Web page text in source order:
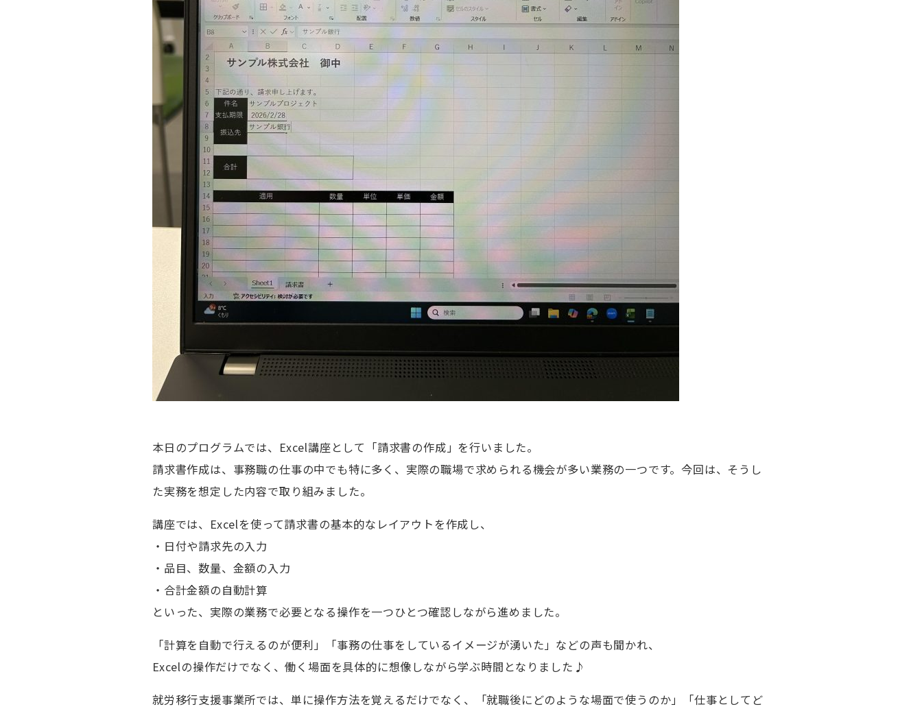
本日のプログラムでは、Excel講座として「請求書の作成」を行いました。
請求書作成は、事務職の仕事の中でも特に多く、実際の職場で求められる機会が多い業務の一つです。今回は、そうし
た実務を想定した内容で取り組みました。
講座では、Excelを使って請求書の基本的なレイアウトを作成し、
・日付や請求先の入力
・品目、数量、金額の入力
・合計金額の自動計算
といった、実際の業務で必要となる操作を一つひとつ確認しながら進めました。
「計算を自動で行えるのが便利」「事務の仕事をしているイメージが湧いた」などの声も聞かれ、
Excelの操作だけでなく、働く場面を具体的に想像しながら学ぶ時間となりました♪
就労移行支援事業所では、単に操作方法を覚えるだけでなく、「就職後にどのような場面で使うのか」「仕事としてど